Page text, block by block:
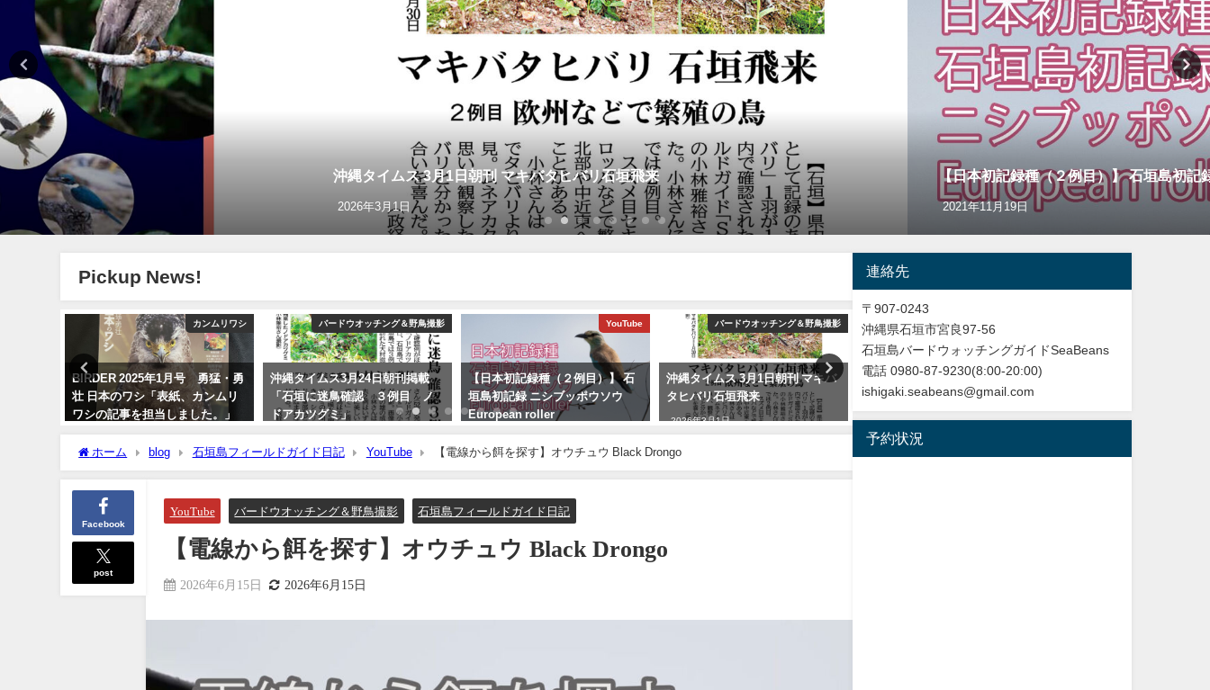
沖縄タイムス 3月1日朝刊 マキバタヒバリ石垣飛来
2026年3月1日
【日本初記録種（２例目）】 石垣島初
2021年11月19日
Pickup News!
カンムリワシ
BIRDER 2025年1月号 勇猛・勇
壮 日本のワシ「表紙、カンムリ
ワシの記事を担当しました。」
バードウオッチング＆野鳥撮影
沖縄タイムス3月24日朝刊掲載
「石垣に迷鳥確認 ３例目 ノ
ドアカツグミ」
YouTube
【日本初記録種（２例目）】 石
垣島初記録 ニシブッポウソウ
European roller
バードウオッチング＆野鳥撮影
沖縄タイムス 3月1日朝刊 マキバ
タヒバリ石垣飛来
2026年3月1日
バードウオッチング＆野鳥撮影
再放送のお知らせ：イロトリド
リ～沖縄・八重山諸島編～
NHK BS４K
2023年5月30日
2026年3月3日
ホーム blog 石垣島フィールドガイド日記 YouTube 【電線から餌を探す】オウチュウ Black Drongo
Facebook
post
YouTube バードウオッチング＆野鳥撮影 石垣島フィールドガイド日記
【電線から餌を探す】オウチュウ Black Drongo
2026年6月15日 2026年6月15日
連絡先
〒907-0243
沖縄県石垣市宮良97-56
石垣島バードウォッチングガイドSeaBeans
電話 0980-87-9230(8:00-20:00)
ishigaki.seabeans@gmail.com
予約状況